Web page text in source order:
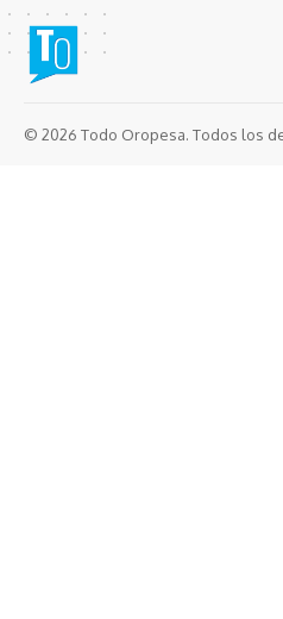
© 2026 Todo Oropesa. Todos los